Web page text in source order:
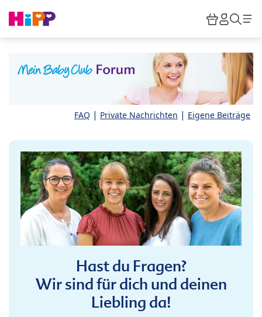
HiPP
FAQ | Private Nachrichten | Eigene Beiträge
Hast du Fragen?
Wir sind für dich und deinen
Liebling da!